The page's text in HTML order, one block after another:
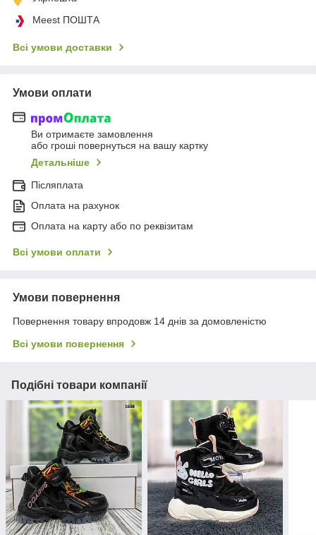
Meest ПОШТА
Всі умови доставки
Умови оплати
Ви отримаєте замовлення
або гроші повернуться на вашу картку
Детальніше
Післяплата
Оплата на рахунок
Оплата на карту або по реквізитам
Всі умови оплати
Умови повернення
Повернення товару впродовж 14 днів за домовленістю
Всі умови повернення
Подібні товари компанії